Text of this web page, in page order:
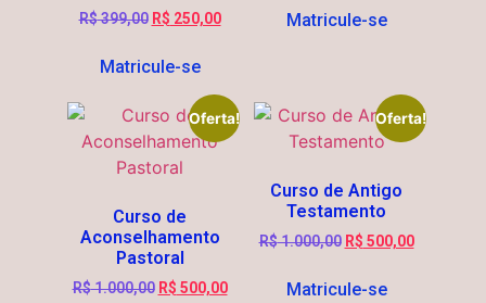
R$399,00 R$ 250,00
Matricule-se
Matricule-se
Oferta!
Curso de
Aconselhamento
Pastoral
R$1.000,00 R$ 500,00
Oferta!
Curso de Antigo
Testamento
R$1.000,00 R$ 500,00
Matricule-se